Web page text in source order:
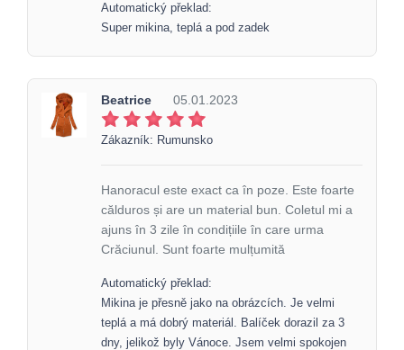
Automatický překlad:
Super mikina, teplá a pod zadek
Beatrice 05.01.2023
Zákazník: Rumunsko
Hanoracul este exact ca în poze. Este foarte
călduros și are un material bun. Coletul mi a
ajuns în 3 zile în condițiile în care urma
Crăciunul. Sunt foarte mulțumită
Automatický překlad:
Mikina je přesně jako na obrázcích. Je velmi
teplá a má dobrý materiál. Balíček dorazil za 3
dny, jelikož byly Vánoce. Jsem velmi spokojen